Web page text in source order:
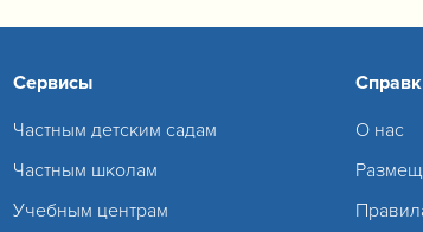
Сервисы
Частным детским садам
Частным школам
Учебным центрам
О нас